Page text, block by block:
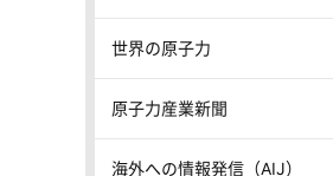
世界の原子力
原子力産業新聞
海外への情報発信（AIJ）